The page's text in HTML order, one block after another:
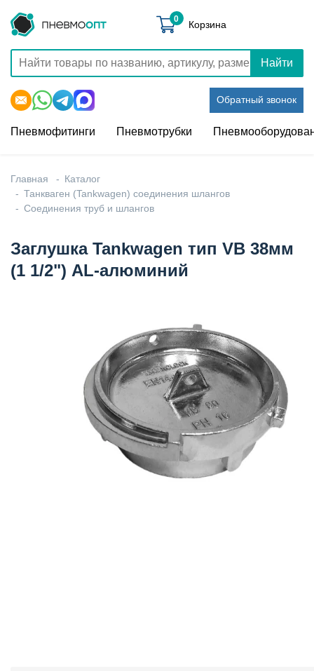
Найти
Обратный звонок
0 Корзина
Пневмофитинги Пневмотрубки
Главная
Каталог
Танкваген (Tankwagen) соединения шлангов
Соединения труб и шлангов
Заглушка Tankwagen тип VB 38мм
(1 1/2") AL-алюминий